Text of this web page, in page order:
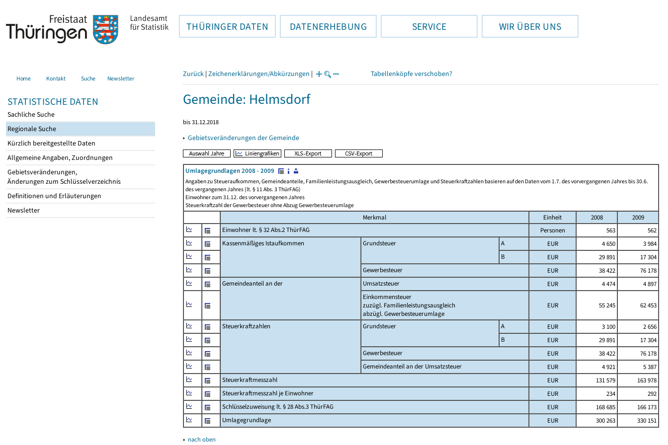
THÜRINGER DATEN DATENERHEBUNG SERVICE WIR ÜBER UNS
Home Kontakt Suche Newsletter
STATISTISCHE DATEN
Sachliche Suche
Regionale Suche
Kürzlich bereitgestellte Daten
Allgemeine Angaben, Zuordnungen
Gebietsveränderungen,
Änderungen zum Schlüsselverzeichnis
Definitionen und Erläuterungen
Newsletter
Zurück | Zeichenerklärungen/Abkürzungen | Tabellenköpfe verschoben?
Gemeinde: Helmsdorf
bis 31.12.2018
▸ Gebietsveränderungen der Gemeinde
Umlagegrundlagen 2008 - 2009
Angaben zu Steueraufkommen, Gemeindeanteile, Familienleistungsausgleich, Gewerbesteuerumlage und Steuerkraftzahlen basieren auf den Daten vom 1.7. des vorvergangenen Jahres bis 30.6.
des vergangenen Jahres (lt. § 11 Abs. 3 ThürFAG)
Einwohner zum 31.12. des vorvergangenen Jahres
Steuerkraftzahl der Gewerbesteuer ohne Abzug Gewerbesteuerumlage
Merkmal Einheit 2008
2009
Einwohner lt. § 32 Abs.2 ThürFAG
Personen 563
562
Kassenmäßiges Istaufkommen
Grundsteuer A EUR 4 650
3 984
B
EUR 29 891
17 304
Gewerbesteuer
EUR 38 422
76 178
Gemeindeanteil an der
Umsatzsteuer EUR 4 474
4 897
Einkommensteuer
zuzügl. Familienleistungsausgleich
abzügl. Gewerbesteuerumlage
EUR 55 245 62 453
Steuerkraftzahlen Grundsteuer A EUR 3 100
2 656
B
EUR 29 891
17 304
Gewerbesteuer
EUR 38 422
76 178
Gemeindeanteil an der Umsatzsteuer
EUR 4 921
5 387
Steuerkraftmesszahl
EUR 131 579
163 978
Steuerkraftmesszahl je Einwohner
EUR 234
292
Schlüsselzuweisung lt. § 28 Abs.3 ThürFAG
EUR 168 685
166 173
Umlagegrundlage
EUR 300 263 330 151
▴ nach oben